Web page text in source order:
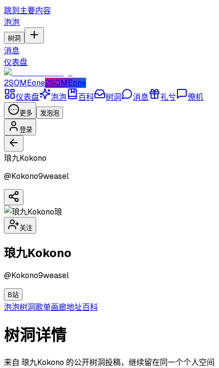
跳到主要内容
泡泡
树洞
消息
仪表盘
2SOMEone2SOMEone
仪表盘
泡泡 百科 树洞 消息 礼兮 僚机
更多 发泡泡
登录
琅九Kokono
@Kokono9weasel
琅
关注
琅九Kokono
@Kokono9weasel
B站
泡泡树洞歌单画廊地址百科
树洞详情
来自 琅九Kokono 的公开树洞投稿，继续留在同一个个人空间